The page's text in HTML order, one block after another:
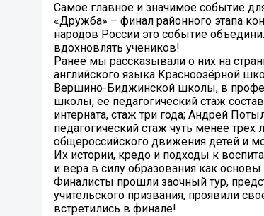
Самое главное и значимое событие
«Дружба» – финал районного этапа
народов России это событие
вдохновлять учеников!
Ранее мы рассказывали о них на
английского языка Красноозёрной
Вершино-Биджинской школы, в
школы, её педагогический стаж
интерната, стаж три года; Андрей
педагогический стаж чуть менее
общероссийского движения детей и
Их истории, кредо и подходы к
и вера в силу образования как
Финалисты прошли заочный тур,
учительского призвания, проявили
встретились в финале!